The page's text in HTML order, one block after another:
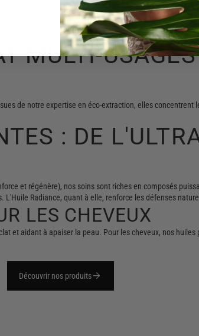
MULTI-
de notre expertise en éco-extraction, elles
: DE
et régénère), nos soins sont riches en composés
Radiance, quant à elle, renforce les défenses
LES CHEVEUX
et aidant à apaiser la peau. Pour les cheveux, nos
Découvrir nos produitsarrow_forward